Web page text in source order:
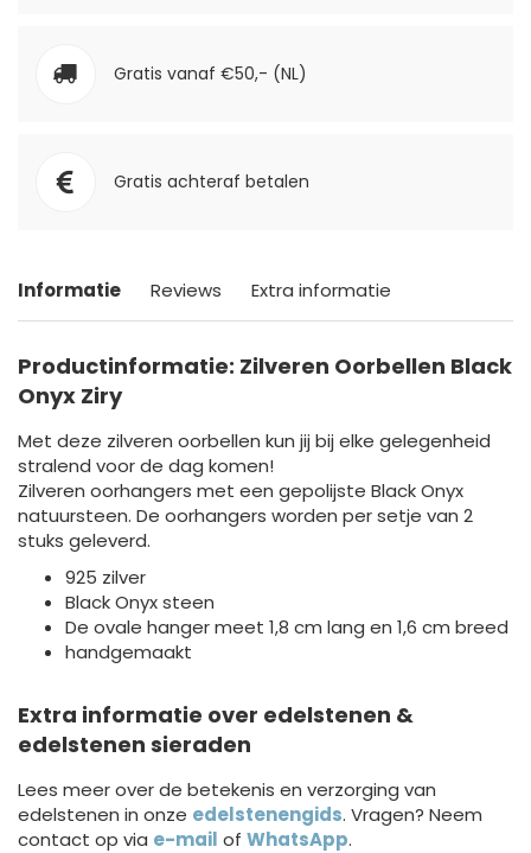
Gratis vanaf €50,- (NL)
Gratis achteraf betalen
Informatie Reviews Extra informatie
Productinformatie: Zilveren Oorbellen Black
Onyx Ziry
Met deze zilveren oorbellen kun jij bij elke gelegenheid
stralend voor de dag komen!
Zilveren oorhangers met een gepolijste Black Onyx
natuursteen. De oorhangers worden per setje van 2
stuks geleverd.
925 zilver
Black Onyx steen
De ovale hanger meet 1,8 cm lang en 1,6 cm breed
handgemaakt
Extra informatie over edelstenen &
edelstenen sieraden
Lees meer over de betekenis en verzorging van
edelstenen in onze edelstenengids. Vragen? Neem
contact op via e-mail of WhatsApp.